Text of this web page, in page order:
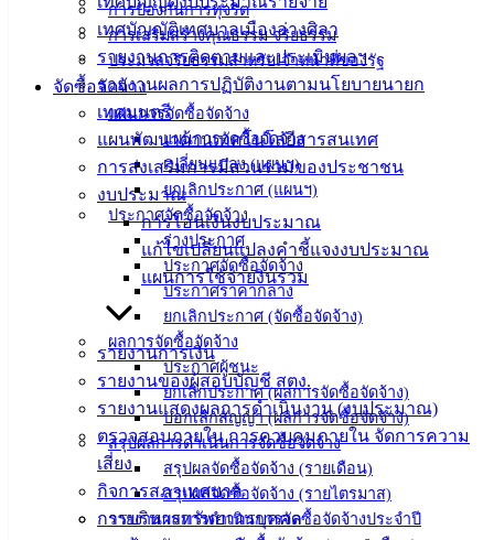
การป้องกันการทุจริต
การเสริมสร้างคุณธรรม จริยธรรม
ประมวลจริยธรรมสำหรับเจ้าหน้าที่ของรัฐ
จัดซื้อจัดจ้าง
แผนการจัดซื้อจัดจ้าง
แผนการจัดซื้อจัดจ้าง
เปลี่ยนแปลง (แผนฯ)
ยกเลิกประกาศ (แผนฯ)
ประกาศจัดซื้อจัดจ้าง
ร่างประกาศ
ประกาศจัดซื้อจัดจ้าง
ประกาศราคากลาง
ยกเลิกประกาศ (จัดซื้อจัดจ้าง)
ผลการจัดซื้อจัดจ้าง
ประกาศผู้ชนะ
ยกเลิกประกาศ (ผลการจัดซื้อจัดจ้าง)
บอกเลิกสัญญา (ผลการจัดซื้อจัดจ้าง)
สรุปผลการดำเนินการจัดซื้อจัดจ้าง
สรุปผลจัดซื้อจัดจ้าง (รายเดือน)
สรุปผลจัดซื้อจัดจ้าง (รายไตรมาส)
รายงานผลการดำเนินการจัดซื้อจัดจ้างประจำปี
เทศบัญญัติเทศบาลเมืองอ่างศิลา
รายงานการติดตามและประเมินผลฯ
รายงานผลการปฏิบัติงานตามนโยบายนายก
เทศมนตรี
แผนพัฒนาด้านเทคโนโลยีสารสนเทศ
การส่งเสริมการมีส่วนร่วมของประชาชน
งบประมาณ
การโอนเงินงบประมาณ
แก้ไขเปลี่ยนแปลงคำชี้แจงงบประมาณ
แผนการใช้จ่ายงินรวม
รายงานการเงิน
รายงานของผู้สอบบัญชี สตง.
รายงานแสดงผลการดำเนินงาน (งบประมาณ)
ตรวจสอบภายใน การควบคุมภายใน จัดการความ
เสี่ยง
กิจการสภาเทศบาล
การบริหารทรัพยากรบุคคล
ประชาชน/
คู่มือการ
ปฏิบัติ
งาน
ข่าวสาร
น่ารู้
ศุนย์
ข้อมูล
ข่าวสาร
อิเล็กทรอนิกส์
ความรู้
(Knowledge
Management)
ติดต่อ
เทศบาล
สายตรง